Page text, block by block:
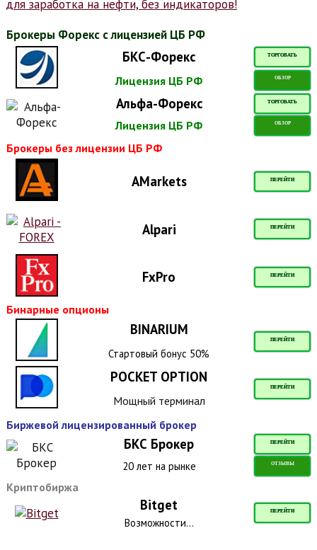
Брокеры Форекс с лицензией ЦБ РФ
БКС-Форекс ТОРГОВАТЬ
Лицензия ЦБ РФ ОБЗОР
Альфа-Форекс ТОРГОВАТЬ
Лицензия ЦБ РФ ОБЗОР
Брокеры без лицензии ЦБ РФ
AMarkets ПЕРЕЙТИ
Alpari ПЕРЕЙТИ
FxPro ПЕРЕЙТИ
Бинарные опционы
BINARIUM
ПЕРЕЙТИ
Стартовый бонус 50%
POCKET OPTION
ПЕРЕЙТИ
Мощный терминал
Биржевой лицензированный брокер
БКС Брокер ПЕРЕЙТИ
20 лет на рынке ОТЗЫВЫ
Криптобиржа
Bitget ПЕРЕЙТИ
Возможности...